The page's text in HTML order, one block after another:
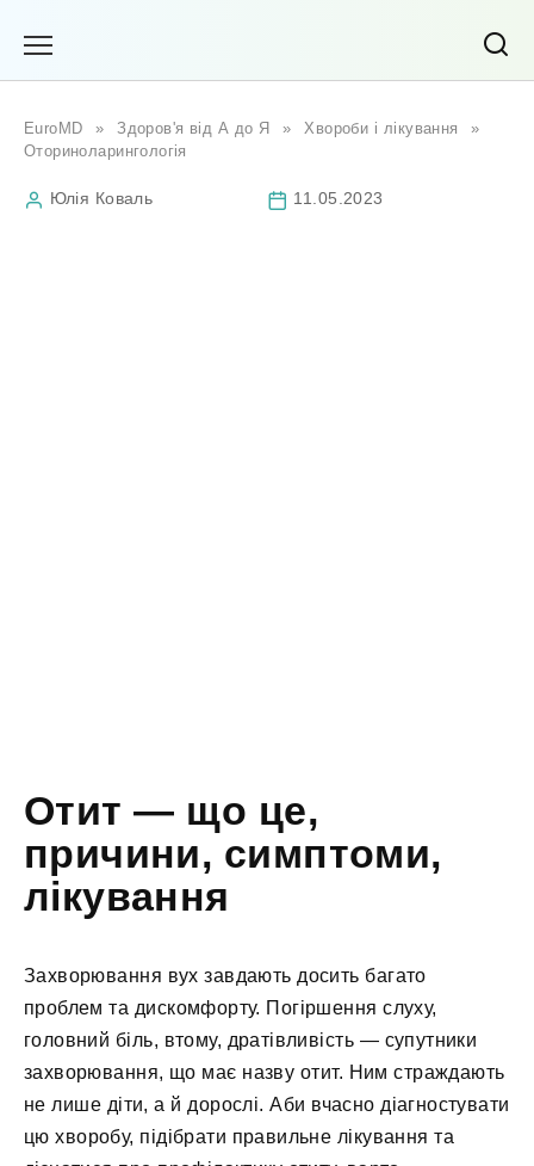
EuroMD » Здоров'я від А до Я » Хвороби і лікування
»
Оториноларингологія
Юлія Коваль 11.05.2023
Отит — що це,
причини, симптоми,
лікування
Захворювання вух завдають досить багато
проблем та дискомфорту. Погіршення слуху,
головний біль, втому, дратівливість — супутники
захворювання, що має назву отит. Ним страждають
не лише діти, а й дорослі. Аби вчасно діагностувати
цю хворобу, підібрати правильне лікування та